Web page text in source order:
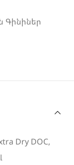
Գինիներ
Dry DOC,